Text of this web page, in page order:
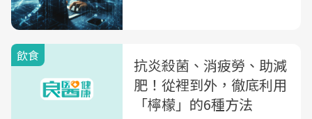
飲食
抗炎殺菌、消疲勞、助減
肥！從裡到外，徹底利用
「檸檬」的6種方法